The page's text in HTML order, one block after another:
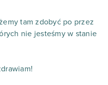
tam zdobyć po przez
nie jesteśmy w stanie